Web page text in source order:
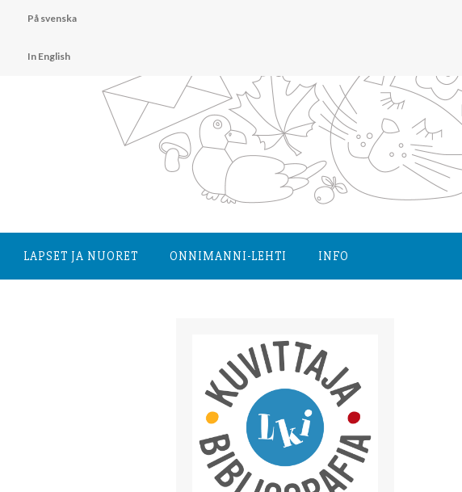
På svenska
In English
LAPSET JA NUORET ONNIMANNI-LEHTI INFO